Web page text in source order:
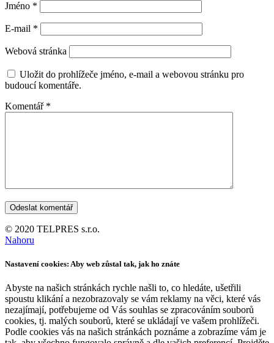
Jméno *
E-mail *
Webová stránka
Uložit do prohlížeče jméno, e-mail a webovou stránku pro
budoucí komentáře.
Komentář *
© 2020 TELPRES s.r.o.
Nahoru
Nastavení cookies: Aby web zůstal tak, jak ho znáte
Abyste na našich stránkách rychle našli to, co hledáte, ušetřili
spoustu klikání a nezobrazovaly se vám reklamy na věci, které vás
nezajímají, potřebujeme od Vás souhlas se zpracováním souborů
cookies, tj. malých souborů, které se ukládají ve vašem prohlížeči.
Podle cookies vás na našich stránkách poznáme a zobrazíme vám je